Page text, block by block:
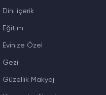
Dini içerik
Eğitim
Evinize Özel
Gezi
Güzellik Makyaj